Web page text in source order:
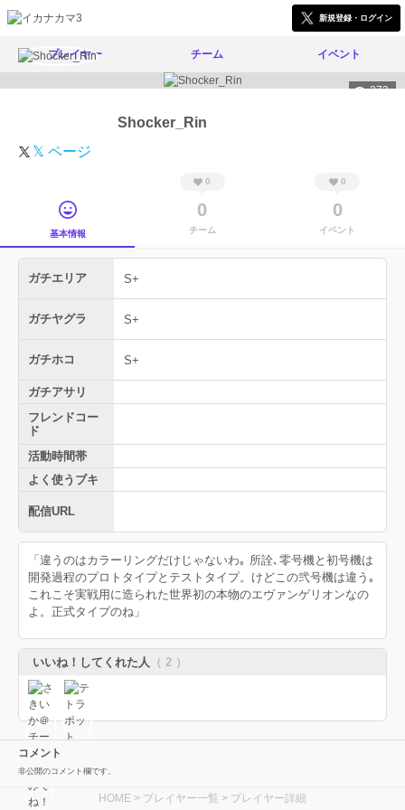
新規登録・ログイン
プレイヤー チーム イベント
273
Shocker_Rin
𝕏 ページ
基本情報
0
0
チーム
0
0
イベント
ガチエリア S+
ガチヤグラ S+
ガチホコ S+
ガチアサリ
フレンドコー
ド
活動時間帯
よく使うブキ
配信URL
「違うのはカラーリングだけじゃないわ｡ 所詮､零号機と初号機は
開発過程のプロトタイプとテストタイプ。けどこの弐号機は違う｡
これこそ実戦用に造られた世界初の本物のエヴァンゲリオンなの
よ。正式タイプのね」
いいね！してくれた人 （ 2 ）
コメント
非公開のコメント欄です。
HOME > プレイヤー一覧 > プレイヤー詳細